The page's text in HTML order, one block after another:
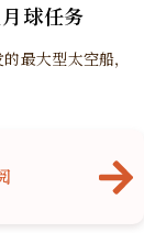
球任务
最大型太空船，